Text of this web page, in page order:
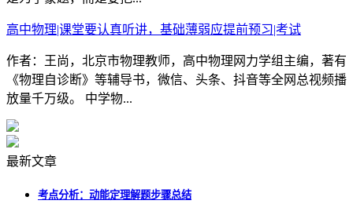
高中物理|课堂要认真听讲，基础薄弱应提前预习|考试
作者：王尚，北京市物理教师，高中物理网力学组主编，著有
《物理自诊断》等辅导书，微信、头条、抖音等全网总视频播
放量千万级。 中学物...
最新文章
考点分析：动能定理解题步骤总结